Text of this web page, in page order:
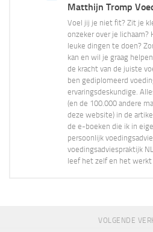
Matthijn Tromp
Voel jij je niet fit? Zit je
onzeker over je
leuke dingen te doen?
kan en wil je graag
de kracht van de juiste
ben gediplomeerd
ervaringsdeskundige.
(en de 100.000 andere
deze website) in de
de e-boeken die ik in
persoonlijk
voedingsadviespraktijk
leef het zelf en het werkt
VOLGENDE